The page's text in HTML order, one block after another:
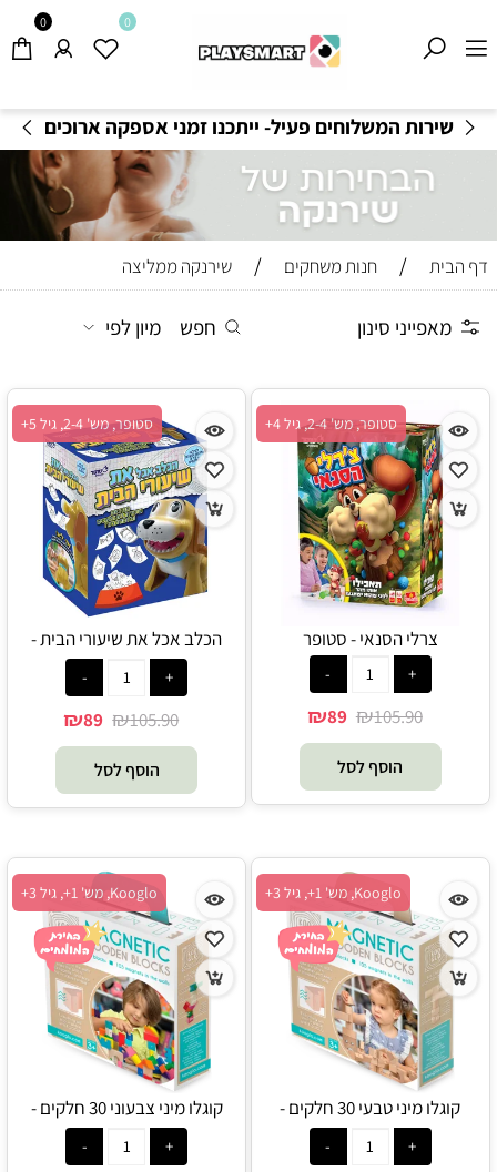
משלוחים חינם בקנייה מעל 199₪
- תקנון משלוחים
0 0
דף הבית / חנות משחקים / שירנקה ממליצה
מאפייני סינון חפש מיון לפי
סטופר, מש' 2-4, גיל 4+
צרלי הסנאי - סטופר
₪105.90
₪89
הוסף לסל
סטופר, מש' 2-4, גיל 5+
הכלב אכל את שיעורי הבית -
₪105.90
₪89
הוסף לסל
Kooglo, מש' 1+, גיל 3+
קוגלו מיני טבעי 30 חלקים -
Kooglo
Kooglo, מש' 1+, גיל 3+
קוגלו מיני צבעוני 30 חלקים -
Kooglo